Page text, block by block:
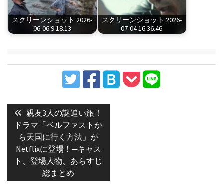
スクリーンショット 2026-
06-06 9.18.13
スクリーンショット 2026-
07-04 16.36.46
稿
ゲ
Previous
post:
親友3人の謎追い旅！
ドラマ「ベルファストか
ら天国に行く方法」が
Netflixに登場！─キャス
ト、登場人物、あらすじ
総まとめ